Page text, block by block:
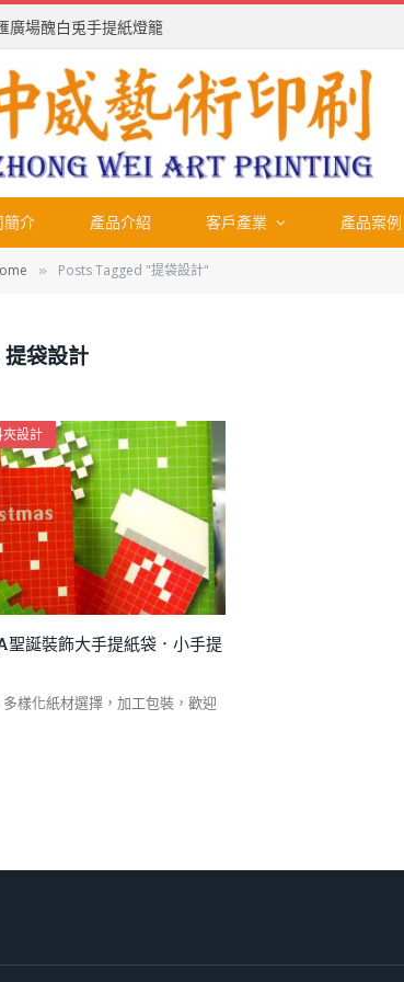
廣場醜白兎手提紙燈籠
簡介 產品介紹 客戶產業 產品案例
» Posts Tagged "提袋設計"
提袋設計
設計
誕裝飾大手提紙袋．小手提
樣化紙材選擇，加工包裝，歡迎